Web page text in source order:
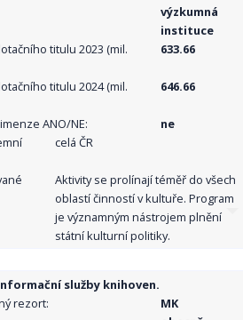
výzkumná
instituce
titulu 2023 (mil.
633.66
titulu 2024 (mil.
646.66
ANO/NE:
ne
celá ČR
Aktivity se prolínají téměř do všech
oblastí činností v kultuře. Program
je významným nástrojem plnění
státní kulturní politiky.
služby knihoven.
rezort:
MK